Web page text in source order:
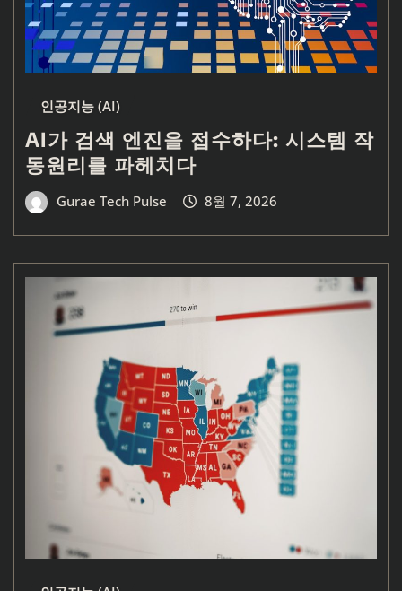
인공지능 (AI)
AI가 검색 엔진을 접수하다: 시스템 작
동원리를 파헤치다
Gurae Tech Pulse 8월 7, 2026